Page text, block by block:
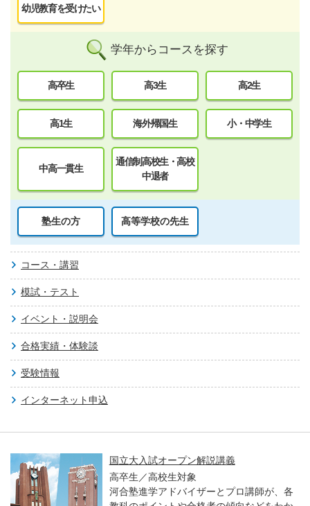
幼児教育を受けたい
学年からコースを探す
高卒生 高3生 高2生
高1生 海外帰国生 小・中学生
中高一貫生
通信制高校生・高校
中退者
塾生の方 高等学校の先生
コース・講習
模試・テスト
イベント・説明会
合格実績・体験談
受験情報
インターネット申込
国立大入試オープン解説講義
高卒生／高校生対象
河合塾進学アドバイザーとプロ講師が、各